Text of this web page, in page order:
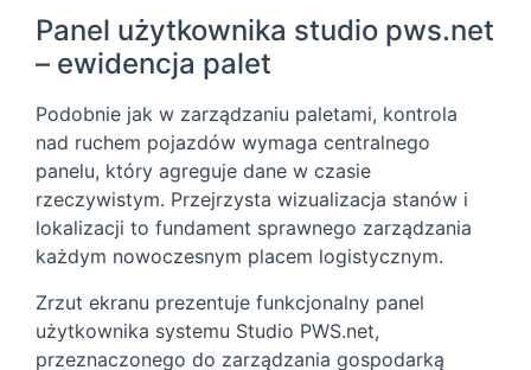
Panel użytkownika studio pws.net
– ewidencja palet
Podobnie jak w zarządzaniu paletami, kontrola
nad ruchem pojazdów wymaga centralnego
panelu, który agreguje dane w czasie
rzeczywistym. Przejrzysta wizualizacja stanów i
lokalizacji to fundament sprawnego zarządzania
każdym nowoczesnym placem logistycznym.
Zrzut ekranu prezentuje funkcjonalny panel
użytkownika systemu Studio PWS.net,
przeznaczonego do zarządzania gospodarką